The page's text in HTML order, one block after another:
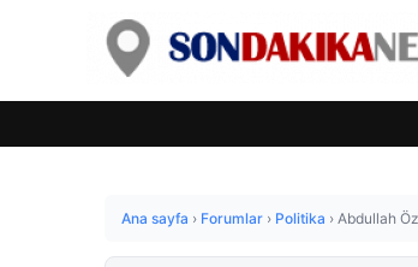
Ana sayfa › Forumlar › Politika › Abdullah